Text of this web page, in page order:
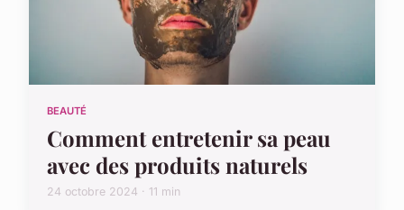
BEAUTÉ
Comment entretenir sa peau
avec des produits naturels
24 octobre 2024 · 11 min